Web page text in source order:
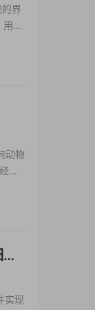
界
于
动物
济
实现